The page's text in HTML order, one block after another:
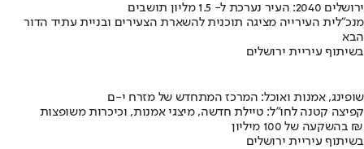
ירושלים 2040: העיר נערכת ל- 1.5 מליון תושבים
מנכ"לית העירייה מציגה תוכנית להשארת הצעירים ובניית עתיד הדור
הבא
בשיתוף עיריית ירושלים
שופינג, אמנות ואוכל: המרכז המתחדש של מזרח י-ם
קפיצה קטנה לחו"ל: טיילת חדשה, מיצגי אמנות, וכיכרות משופצות
בהשקעה של 100 מיליון ₪
בשיתוף עיריית ירושלים